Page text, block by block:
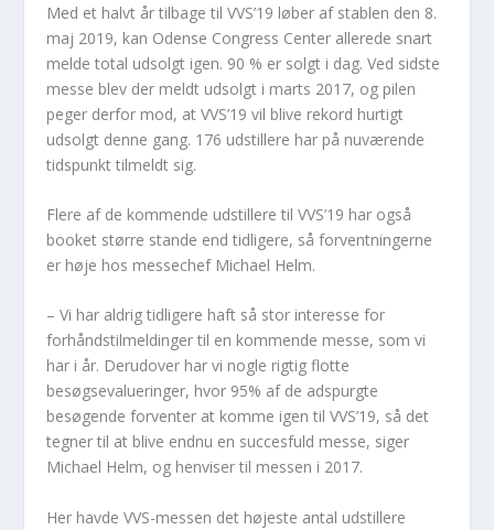
Med et halvt år tilbage til VVS’19 løber af stablen den 8.
maj 2019, kan Odense Congress Center allerede snart
melde total udsolgt igen. 90 % er solgt i dag. Ved sidste
messe blev der meldt udsolgt i marts 2017, og pilen
peger derfor mod, at VVS’19 vil blive rekord hurtigt
udsolgt denne gang. 176 udstillere har på nuværende
tidspunkt tilmeldt sig.
Flere af de kommende udstillere til VVS’19 har også
booket større stande end tidligere, så forventningerne
er høje hos messechef Michael Helm.
– Vi har aldrig tidligere haft så stor interesse for
forhåndstilmeldinger til en kommende messe, som vi
har i år. Derudover har vi nogle rigtig flotte
besøgsevalueringer, hvor 95% af de adspurgte
besøgende forventer at komme igen til VVS’19, så det
tegner til at blive endnu en succesfuld messe, siger
Michael Helm, og henviser til messen i 2017.
Her havde VVS-messen det højeste antal udstillere